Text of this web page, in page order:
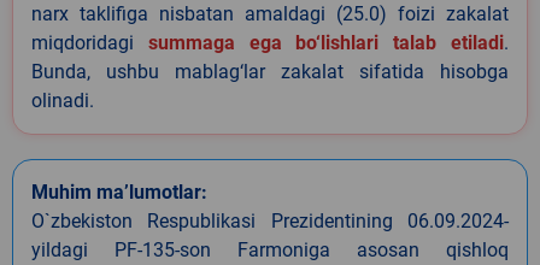
narx taklifiga nisbatan amaldagi (25.0) foizi zakalat
miqdoridagi summaga ega bo‘lishlari talab etiladi.
Bunda, ushbu mablag‘lar zakalat sifatida hisobga
olinadi.
Muhim ma’lumotlar:
O`zbekiston Respublikasi Prezidentining 06.09.2024-
yildagi PF-135-son Farmoniga asosan qishloq